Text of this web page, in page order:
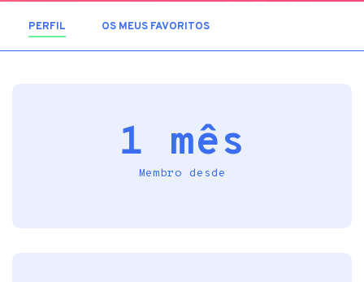
PERFIL (SEPARADOR ATIVO)
OS MEUS FAVORITOS
1 mês
Membro desde